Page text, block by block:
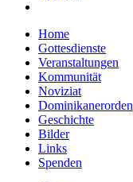
Home
Gottesdienste
Veranstaltungen
Kommunität
Noviziat
Dominikanerorden
Geschichte
Bilder
Links
Spenden